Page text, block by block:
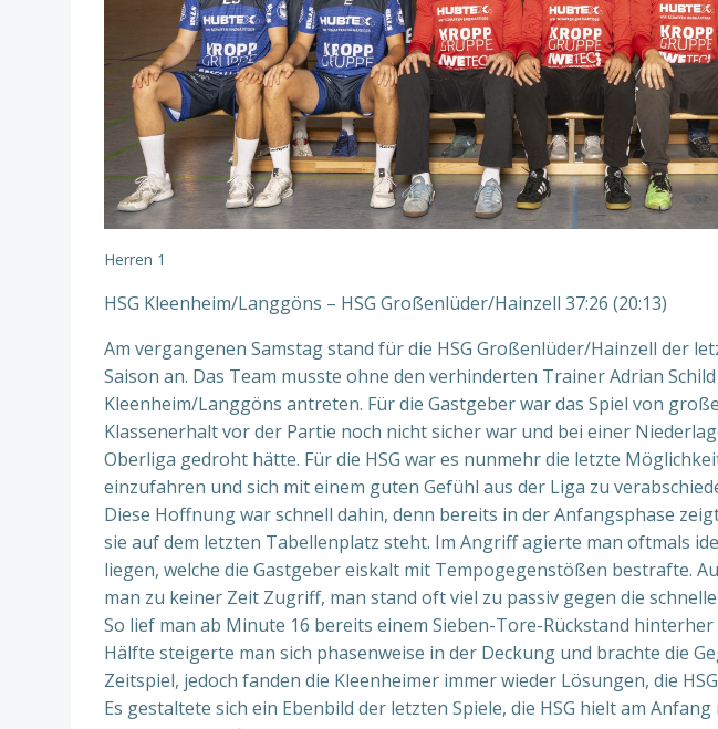
Herren 1
HSG Kleenheim/Langgöns – HSG Großenlüder/Hainzell 37:26 (20:13)
Am vergangenen Samstag stand für die HSG Großenlüder/Hainzell der
Saison an. Das Team musste ohne den verhinderten Trainer Adrian Schild
Kleenheim/Langgöns antreten. Für die Gastgeber war das Spiel von
Klassenerhalt vor der Partie noch nicht sicher war und bei einer
Oberliga gedroht hätte. Für die HSG war es nunmehr die letzte
einzufahren und sich mit einem guten Gefühl aus der Liga zu
Diese Hoffnung war schnell dahin, denn bereits in der Anfangsphase
sie auf dem letzten Tabellenplatz steht. Im Angriff agierte man oftmals
liegen, welche die Gastgeber eiskalt mit Tempogegenstößen bestrafte.
man zu keiner Zeit Zugriff, man stand oft viel zu passiv gegen die
So lief man ab Minute 16 bereits einem Sieben-Tore-Rückstand hinterher
Hälfte steigerte man sich phasenweise in der Deckung und brachte die
Zeitspiel, jedoch fanden die Kleenheimer immer wieder Lösungen, die
Es gestaltete sich ein Ebenbild der letzten Spiele, die HSG hielt am